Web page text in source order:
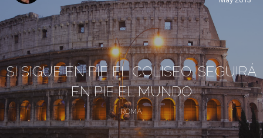
SI SIGUE EN PIE EL COLISEO, SEGUIRÁ
EN PIE EL MUNDO
ROMA